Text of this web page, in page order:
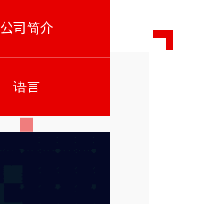
公司简介
语言